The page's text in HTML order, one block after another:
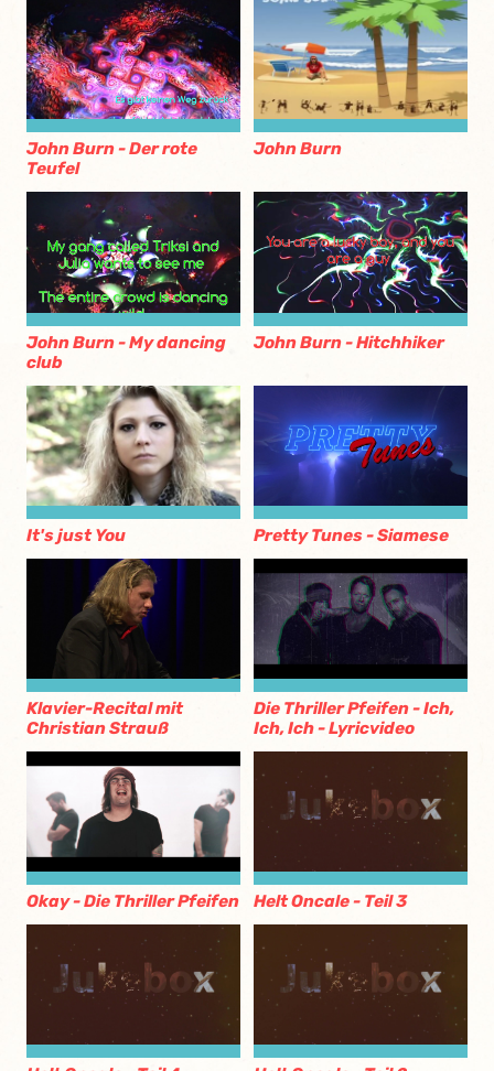
John Burn - Der rote
Teufel
John Burn
John Burn - My dancing
club
John Burn - Hitchhiker
It's just You Pretty Tunes - Siamese
Klavier-Recital mit
Christian Strauß
Die Thriller Pfeifen - Ich,
Ich, Ich - Lyricvideo
Okay - Die Thriller Pfeifen Helt Oncale - Teil 3